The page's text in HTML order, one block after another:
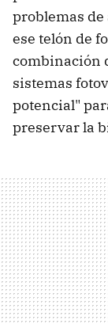
problemas de
ese telón de
combinación
sistemas
potencial"
preservar la